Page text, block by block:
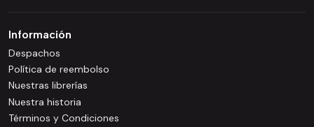
Información
Despachos
Política de reembolso
Nuestras librerías
Nuestra historia
Términos y Condiciones